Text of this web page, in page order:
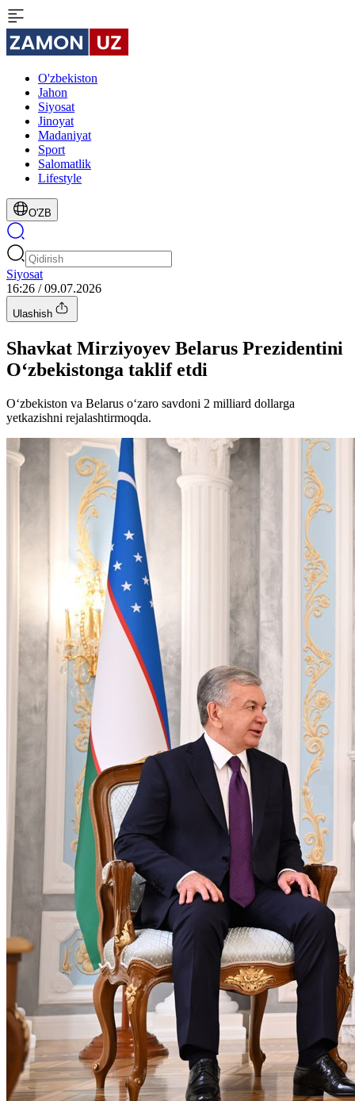
O'zbekiston
Jahon
Siyosat
Jinoyat
Madaniyat
Sport
Salomatlik
Lifestyle
O'ZB
Siyosat
16:26 / 09.07.2026
Ulashish
Shavkat Mirziyoyev Belarus Prezidentini
O‘zbekistonga taklif etdi
O‘zbekiston va Belarus o‘zaro savdoni 2 milliard dollarga
yetkazishni rejalashtirmoqda.